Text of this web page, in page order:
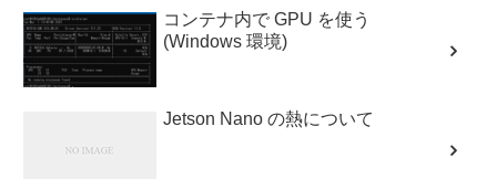
コンテナ内で GPU を使う
(Windows 環境)
Jetson Nano の熱について